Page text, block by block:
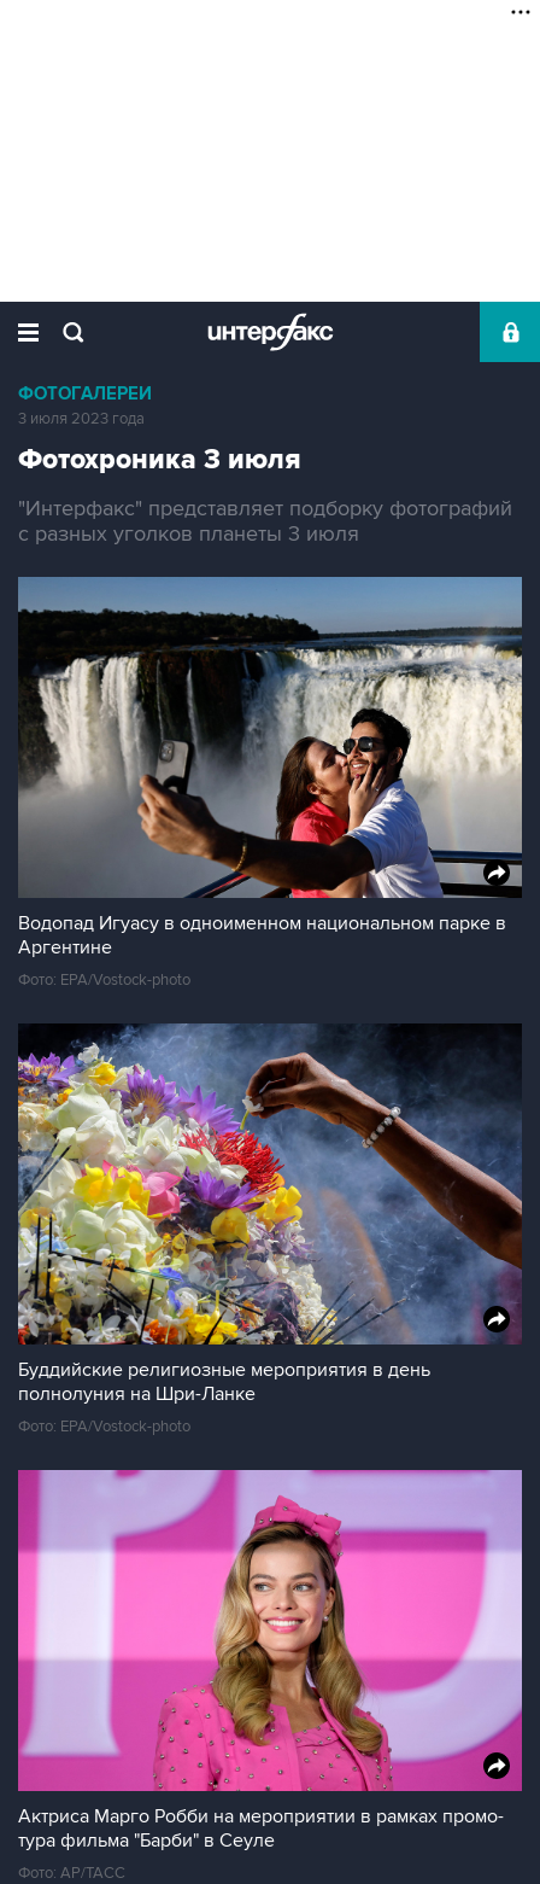
ФОТОГАЛЕРЕИ
3 июля 2023 года
Фотохроника 3 июля
"Интерфакс" представляет подборку фотографий
с разных уголков планеты 3 июля
Водопад Игуасу в одноименном национальном парке в
Аргентине
Фото: EPA/Vostock-photo
Буддийские религиозные мероприятия в день
полнолуния на Шри-Ланке
Фото: EPA/Vostock-photo
Актриса Марго Робби на мероприятии в рамках промо-
тура фильма "Барби" в Сеуле
Фото: AP/ТАСС